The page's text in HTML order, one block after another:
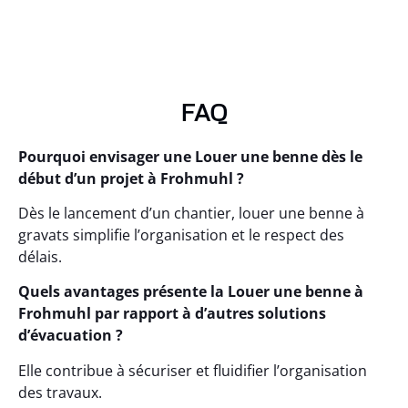
FAQ
Pourquoi envisager une Louer une benne dès le
début d’un projet à Frohmuhl ?
Dès le lancement d’un chantier, louer une benne à
gravats simplifie l’organisation et le respect des
délais.
Quels avantages présente la Louer une benne à
Frohmuhl par rapport à d’autres solutions
d’évacuation ?
Elle contribue à sécuriser et fluidifier l’organisation
des travaux.